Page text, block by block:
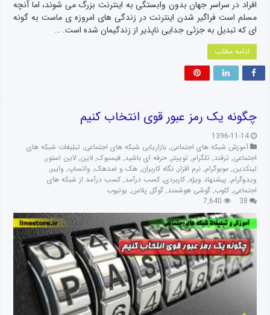
افراد در سراسر جهان بدون وابستگی به اینترنت بزرگ می شوند، اما آنچه
مسلم است فراگیر شدن اینترنت در زندگی های امروزه ی ماست به گونه
ای که تبدیل به جزئی جدایی ناپذیر از زندگیمان شده است. …
ادامه مطلب
چگونه یک رمز عبور قوی انتخاب کنیم
1396-11-14
آموزش شبکه های اجتماعی, بازاریابی شبکه های اجتماعی, تبلیغات شبکه های
اجتماعی, ترفند, تلگرام, توییتر, حرفه ای باشید, فیسبوک, لاین, لاین استور,
لینکدین, موبوگرام, نرم افزار, نگاه کاربران, هک و ضدهک, واتساپ, وایبر,
ویدوگرام, پیشنهاد ویژه, کاربردی, کسب درآمد, کسب درآمد از شبکه های
اجتماعی, کلوب, گوشی هوشمند, گوگل پلاس, یوتیوب
38
7,640